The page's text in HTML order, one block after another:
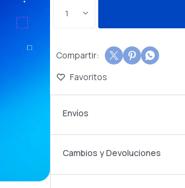
1
  
Envíos
Cambios y Devoluciones